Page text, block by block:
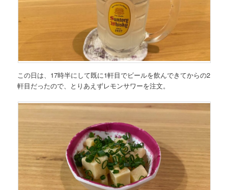
この日は、17時半にして既に1軒目でビールを飲んできてからの2
軒目だったので、とりあえずレモンサワーを注文。